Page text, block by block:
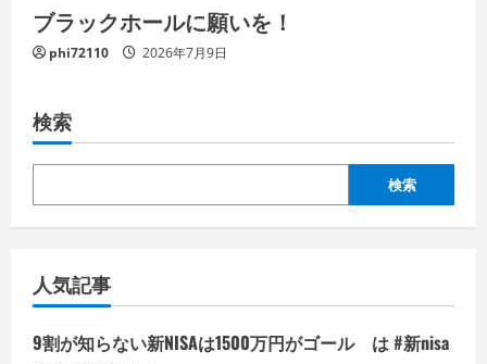
ブラックホールに願いを！
phi72110 2026年7月9日
検索
検索
人気記事
9割が知らない新NISAは1500万円がゴール は #新nisa